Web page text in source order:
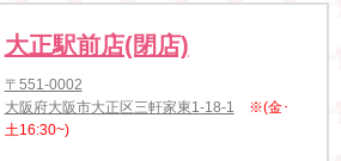
大正駅前店(閉店)
〒551-0002
大阪府大阪市大正区三軒家東1-18-1
※(金･
土16:30~)